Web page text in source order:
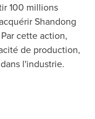
100 millions
Shandong
cette action,
de production,
l'industrie.